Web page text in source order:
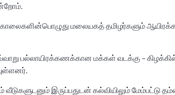
மலையகத் தமிழர்களும்
பல்லாயிரக்கணக்கான மக்கள் வடக்கு –
இருப்பதுடன் கல்வியிலும் மேம்பட்டு